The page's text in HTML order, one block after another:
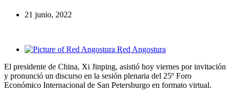
21 junio, 2022
Red Angostura
El presidente de China, Xi Jinping, asistió hoy viernes por invitación
y pronunció un discurso en la sesión plenaria del 25º Foro
Económico Internacional de San Petersburgo en formato virtual.